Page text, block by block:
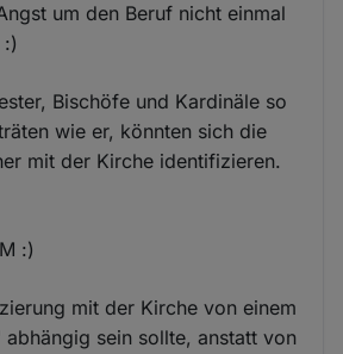
um den Beruf nicht einmal
Bischöfe und Kardinäle so
wie er, könnten sich die
mit der Kirche identifizieren.
:)
mit der Kirche von einem
sein sollte, anstatt von